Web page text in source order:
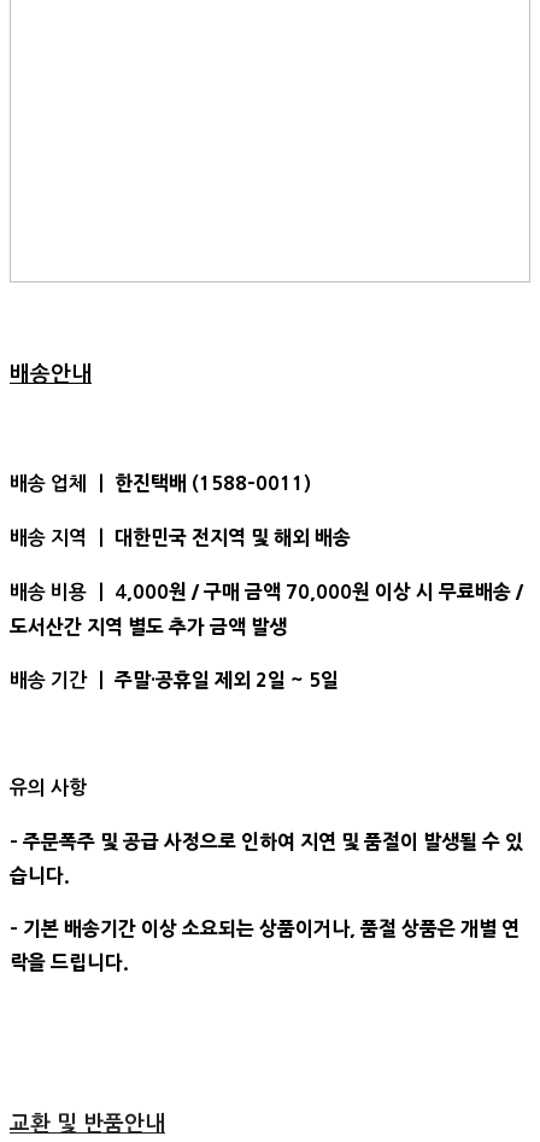
배송안내
배송 업체 ㅣ 한진택배 (1588-0011)
배송 지역 ㅣ 대한민국 전지역 및 해외 배송
배송 비용 ㅣ 4 ,000원 / 구매 금액 70,000원 이상 시 무료배송 /
도서산간 지역 별도 추가 금액 발생
배송 기간 ㅣ 주말·공휴일 제외 2일 ~ 5일
유의 사항
- 주문폭주 및 공급 사정으로 인하여 지연 및 품절이 발생될 수 있
습니다.
- 기본 배송기간 이상 소요되는 상품이거나, 품절 상품은 개별 연
락을 드립니다.
교환 및 반품안내